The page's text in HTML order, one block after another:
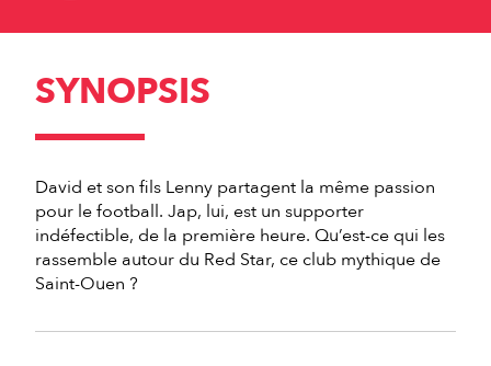
SYNOPSIS
David et son fils Lenny partagent la même passion
pour le football. Jap, lui, est un supporter
indéfectible, de la première heure. Qu’est-ce qui les
rassemble autour du Red Star, ce club mythique de
Saint-Ouen ?